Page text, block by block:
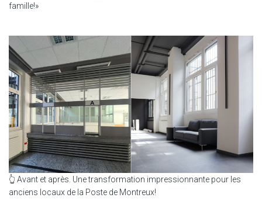
famille!»
👆 Avant et après. Une transformation impressionnante pour les
anciens locaux de la Poste de Montreux!